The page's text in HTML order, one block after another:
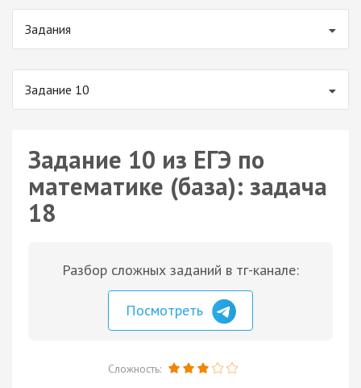
Задания
Задание 10
Задание 10 из ЕГЭ по
математике (база): задача
18
Разбор сложных заданий в тг-канале:
Посмотреть
Сложность: